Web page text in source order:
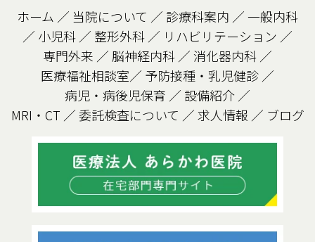
ホーム ／ 当院について ／ 診療科案内 ／一般内科
／ 小児科 ／ 整形外科 ／ リハビリテーション ／
専門外来 ／ 脳神経内科 ／消化器内科 ／
医療福祉相談室／ 予防接種・乳児健診 ／
病児・病後児保育 ／ 設備紹介 ／
MRI・CT ／委託検査について ／求人情報 ／ ブログ